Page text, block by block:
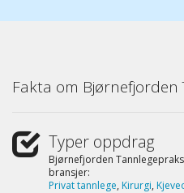
Fakta om Bjørnefjorden
Typer oppdrag
Bjørnefjorden
bransjer:
Privat tannlege, Kirurgi,